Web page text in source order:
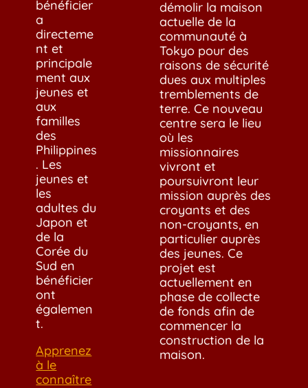
bénéficier
a
directeme
nt et
principale
ment aux
jeunes et
aux
familles
des
Philippines
. Les
jeunes et
les
adultes du
Japon et
de la
Corée du
Sud en
bénéficier
ont
égalemen
t.
Apprenez
à le
connaître
démolir la maison
actuelle de la
communauté à
Tokyo pour des
raisons de sécurité
dues aux multiples
tremblements de
terre. Ce nouveau
centre sera le lieu
où les
missionnaires
vivront et
poursuivront leur
mission auprès des
croyants et des
non-croyants, en
particulier auprès
des jeunes. Ce
projet est
actuellement en
phase de collecte
de fonds afin de
commencer la
construction de la
maison.